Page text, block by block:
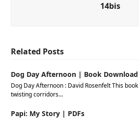
14bis
Related Posts
Dog Day Afternoon | Book Download
Dog Day Afternoon : David Rosenfelt This
twisting corridors…
Papi: My Story | PDFs